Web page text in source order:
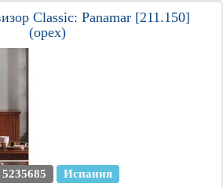
Classic: Panamar [211.150]
(орех)
Испания